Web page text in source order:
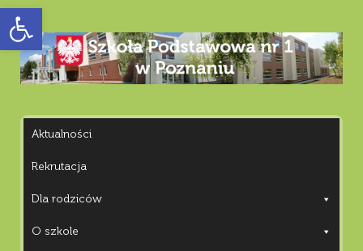
Otwórz pasek narzędzi
Aktualności
Rekrutacja
Dla rodziców
O szkole